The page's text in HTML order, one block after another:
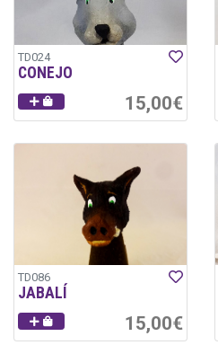
TD024
CONEJO
15,00€
TD086
JABALÍ
15,00€